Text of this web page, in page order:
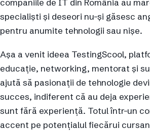
specialiști și deseori nu-și găsesc
pentru anumite tehnologii sau nișe.
Așa a venit ideea TestingScool,
educație, networking, mentorat și
ajută să pasionații de tehnologie
succes, indiferent că au deja
sunt fără experiență. Totul într-un
accent pe potențialul fiecărui